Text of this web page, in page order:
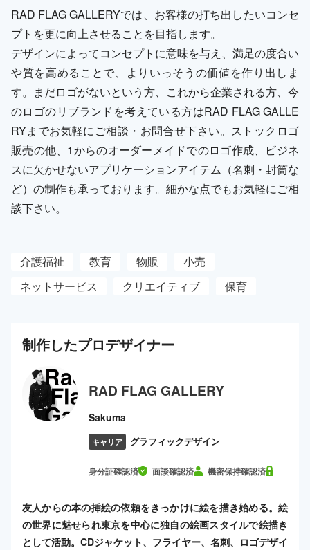
RAD FLAG GALLERYでは、お客様の打ち出したいコンセ
プトを更に向上させることを目指します。
デザインによってコンセプトに意味を与え、満足の度合い
や質を高めることで、よりいっそうの価値を作り出しま
す。まだロゴがないという方、これから企業される方、今
のロゴのリブランドを考えている方はRAD FLAG GALLE
RYまでお気軽にご相談・お問合せ下さい。ストックロゴ
販売の他、1からのオーダーメイドでのロゴ作成、ビジネ
スに欠かせないアプリケーションアイテム（名刺・封筒な
ど）の制作も承っております。細かな点でもお気軽にご相
談下さい。
介護福祉 教育 物販
小売
ネットサービス
クリエイティブ 保育
制作したプロデザイナー
RAD FLAG GALLERY
Sakuma
キャリア グラフィックデザイン
身分証確認済 面談確認済 機密保持確認済
友人からの本の挿絵の依頼をきっかけに絵を描き始める。絵
の世界に魅せられ東京を中心に独自の絵画スタイルで絵描き
として活動。CDジャケット、フライヤー、名刺、ロゴデザイ